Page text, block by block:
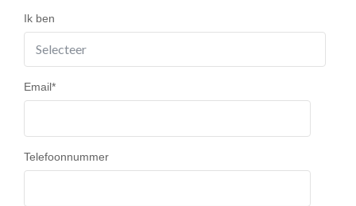
Ik ben
Email*
Telefoonnummer